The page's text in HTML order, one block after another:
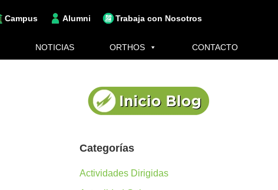
Campus Alumni Trabaja con Nosotros
NOTICIAS ORTHOS CONTACTO
Categorías
Actividades Dirigidas